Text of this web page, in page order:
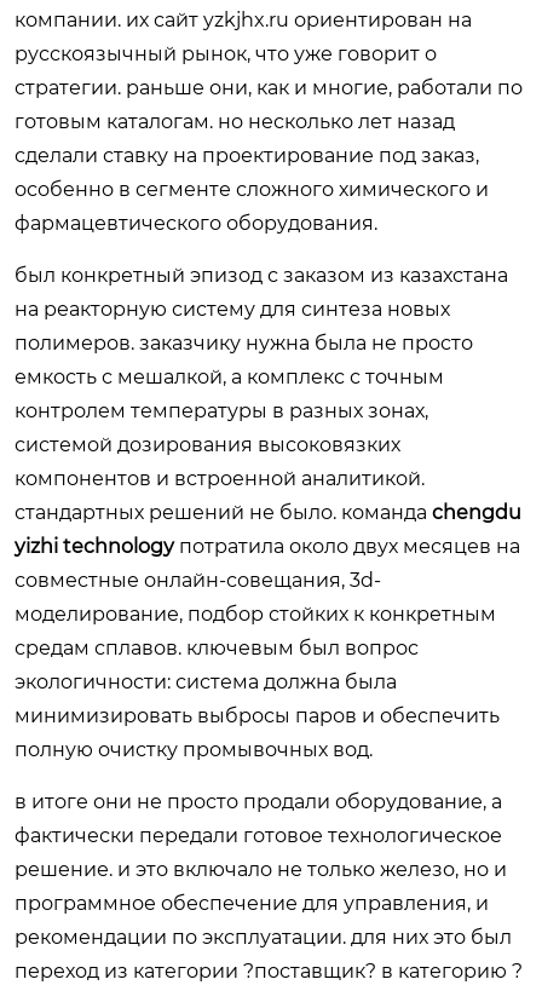
компании. их сайт yzkjhx.ru ориентирован на
русскоязычный рынок, что уже говорит о
стратегии. раньше они, как и многие, работали по
готовым каталогам. но несколько лет назад
сделали ставку на проектирование под заказ,
особенно в сегменте сложного химического и
фармацевтического оборудования.
был конкретный эпизод с заказом из казахстана
на реакторную систему для синтеза новых
полимеров. заказчику нужна была не просто
емкость с мешалкой, а комплекс с точным
контролем температуры в разных зонах,
системой дозирования высоковязких
компонентов и встроенной аналитикой.
стандартных решений не было. команда chengdu
yizhi technologyпотратила около двух месяцев на
совместные онлайн-совещания, 3d-
моделирование, подбор стойких к конкретным
средам сплавов. ключевым был вопрос
экологичности: система должна была
минимизировать выбросы паров и обеспечить
полную очистку промывочных вод.
в итоге они не просто продали оборудование, а
фактически передали готовое технологическое
решение. и это включало не только железо, но и
программное обеспечение для управления, и
рекомендации по эксплуатации. для них это был
переход из категории ?поставщик? в категорию ?